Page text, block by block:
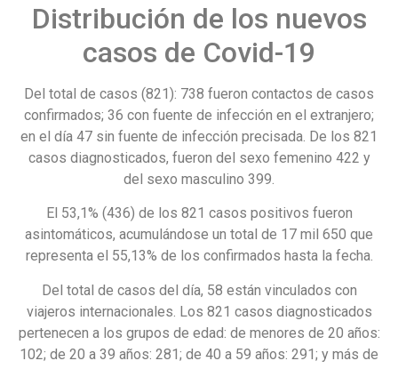
Distribución de los nuevos
casos de Covid-19
Del total de casos (821): 738 fueron contactos de casos
confirmados; 36 con fuente de infección en el extranjero;
en el día 47 sin fuente de infección precisada. De los 821
casos diagnosticados, fueron del sexo femenino 422 y
del sexo masculino 399.
El 53,1% (436) de los 821 casos positivos fueron
asintomáticos, acumulándose un total de 17 mil 650 que
representa el 55,13% de los confirmados hasta la fecha.
Del total de casos del día, 58 están vinculados con
viajeros internacionales. Los 821 casos diagnosticados
pertenecen a los grupos de edad: de menores de 20 años:
102; de 20 a 39 años: 281; de 40 a 59 años: 291; y más de